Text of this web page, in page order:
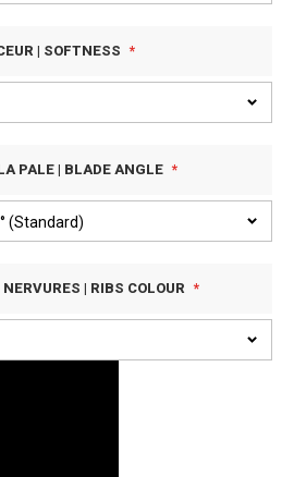
| SOFTNESS
PALE | BLADE ANGLE
| RIBS COLOUR